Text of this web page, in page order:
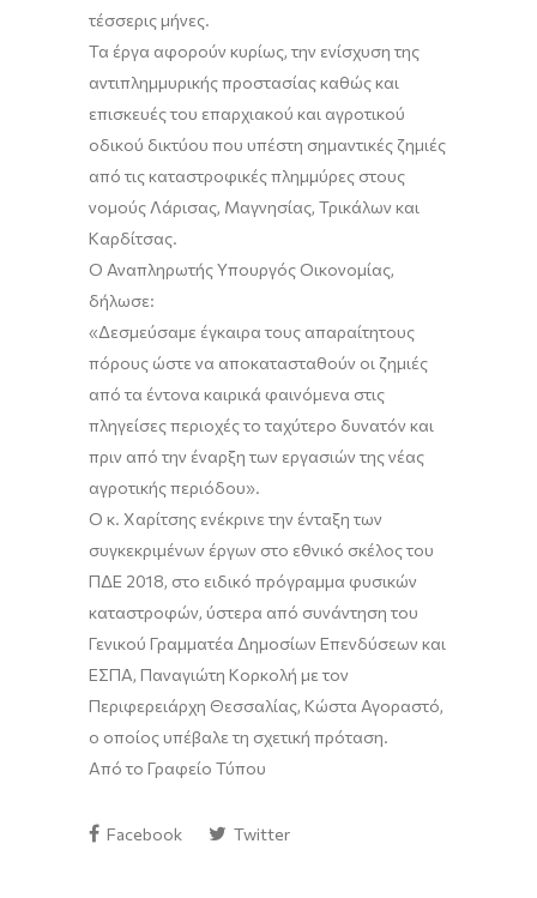
τέσσερις μήνες.
Τα έργα αφορούν κυρίως, την ενίσχυση της
αντιπλημμυρικής προστασίας καθώς και
επισκευές του επαρχιακού και αγροτικού
οδικού δικτύου που υπέστη σημαντικές ζημιές
από τις καταστροφικές πλημμύρες στους
νομούς Λάρισας, Μαγνησίας, Τρικάλων και
Καρδίτσας.
Ο Αναπληρωτής Υπουργός Οικονομίας,
δήλωσε:
«Δεσμεύσαμε έγκαιρα τους απαραίτητους
πόρους ώστε να αποκατασταθούν οι ζημιές
από τα έντονα καιρικά φαινόμενα στις
πληγείσες περιοχές το ταχύτερο δυνατόν και
πριν από την έναρξη των εργασιών της νέας
αγροτικής περιόδου».
Ο κ. Χαρίτσης ενέκρινε την ένταξη των
συγκεκριμένων έργων στο εθνικό σκέλος του
ΠΔΕ 2018, στο ειδικό πρόγραμμα φυσικών
καταστροφών, ύστερα από συνάντηση του
Γενικού Γραμματέα Δημοσίων Επενδύσεων και
ΕΣΠΑ, Παναγιώτη Κορκολή με τον
Περιφερειάρχη Θεσσαλίας, Κώστα Αγοραστό,
ο οποίος υπέβαλε τη σχετική πρόταση.
Από το Γραφείο Τύπου
Facebook Twitter